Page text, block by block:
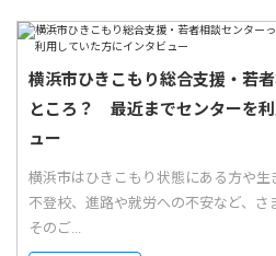
横浜市ひきこもり総合支援・若
ところ？ 最近までセンターを
ュー
横浜市はひきこもり状態にある方や生
不登校、進路や就労への不安など、さ
そのご...